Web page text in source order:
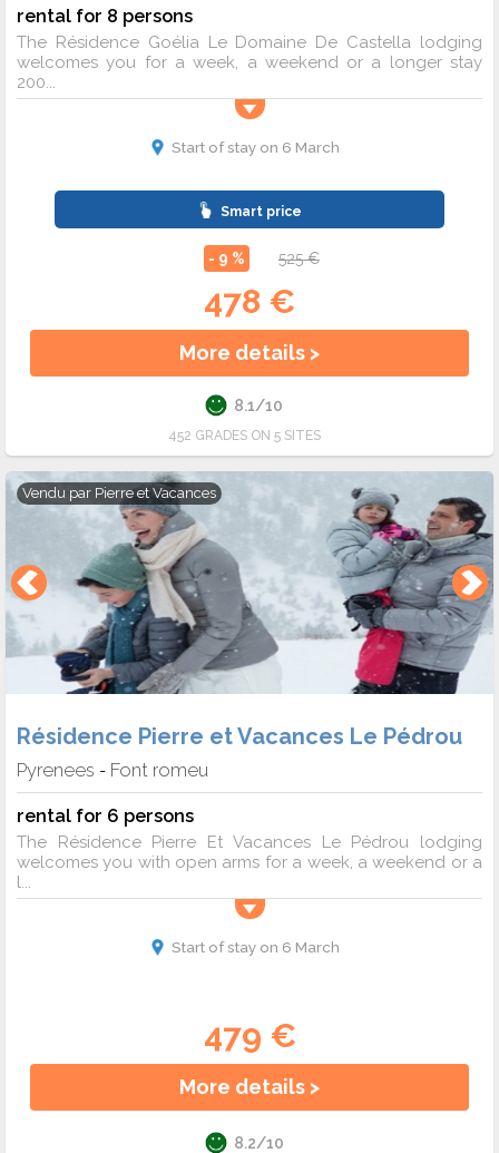
rental for 8 persons
The Résidence Goélia Le Domaine De Castella lodging
welcomes you for a week, a weekend or a longer stay
200...
Start of stay on 6 March
Smart price
- 9 % 525 €
478 €
More details >
8.1/10
452 GRADES ON 5 SITES
Vendu par Pierre et Vacances
Résidence Pierre et Vacances Le Pédrou
Pyrenees - Font romeu
rental for 6 persons
The Résidence Pierre Et Vacances Le Pédrou lodging
welcomes you with open arms for a week, a weekend or a
l...
Start of stay on 6 March
479 €
More details >
8.2/10